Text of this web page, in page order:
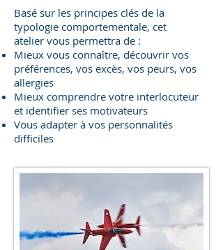
Basé sur les principes clés de la
typologie comportementale, cet
atelier vous permettra de :
Mieux vous connaître, découvrir vos
préférences, vos excès, vos peurs, vos
allergies
Mieux comprendre votre interlocuteur
et identifier ses motivateurs
Vous adapter à vos personnalités
difficiles